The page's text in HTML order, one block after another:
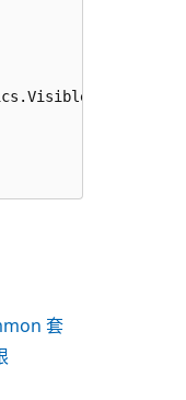
套